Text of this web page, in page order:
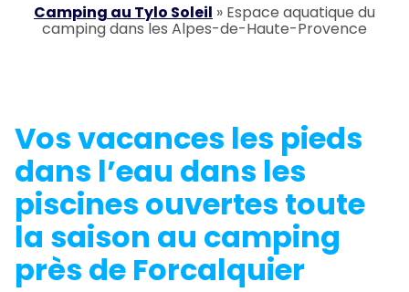
Camping au Tylo Soleil » Espace aquatique du
camping dans les Alpes-de-Haute-Provence
Vos vacances les pieds
dans l’eau dans les
piscines ouvertes toute
la saison au camping
près de Forcalquier